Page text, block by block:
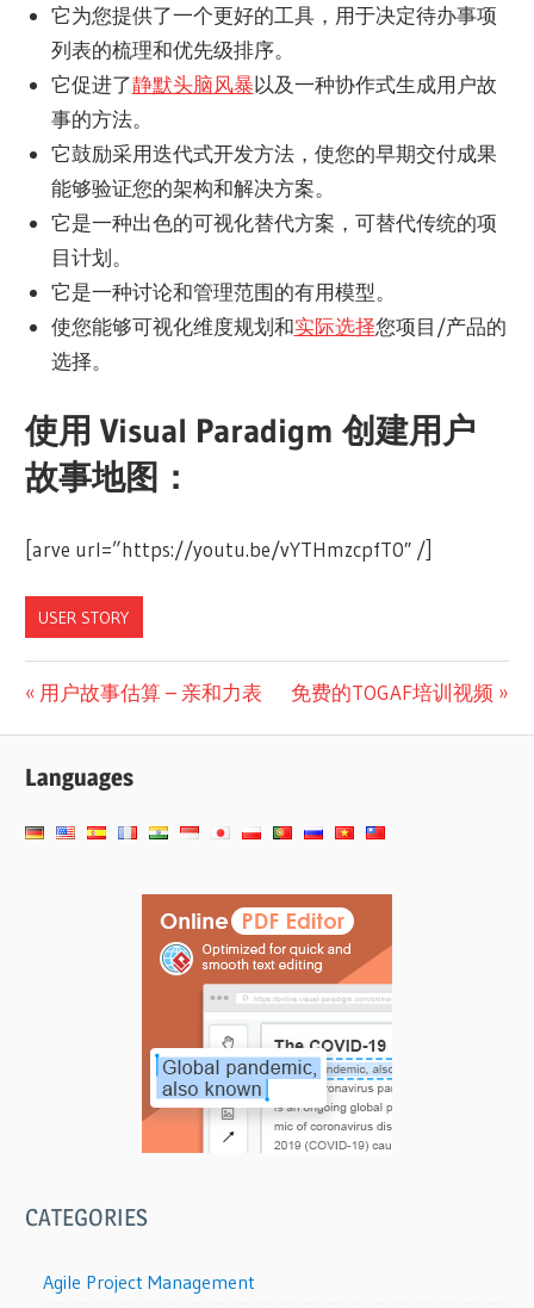
它为您提供了一个更好的工具，用于决定待办事项
列表的梳理和优先级排序。
它促进了静默头脑风暴以及一种协作式生成用户故
事的方法。
它鼓励采用迭代式开发方法，使您的早期交付成果
能够验证您的架构和解决方案。
它是一种出色的可视化替代方案，可替代传统的项
目计划。
它是一种讨论和管理范围的有用模型。
使您能够可视化维度规划和实际选择您项目/产品的
选择。
使用 Visual Paradigm 创建用户
故事地图：
[arve url=”https://youtu.be/vYTHmzcpfT0″ /]
USER STORY
文
章
导
航
Previous
用户故事估算 – 亲和力表
Next
免费的TOGAF培训视频
Languages
CATEGORIES
Agile Project Management